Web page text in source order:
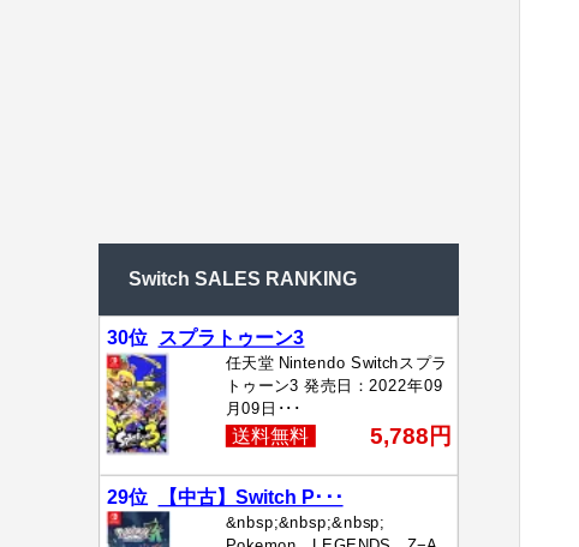
Switch SALES RANKING